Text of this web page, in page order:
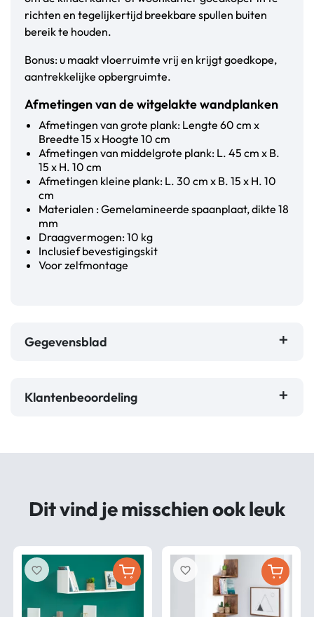
richten en tegelijkertijd breekbare spullen buiten
bereik te houden.
Bonus: u maakt vloerruimte vrij en krijgt goedkope,
aantrekkelijke opbergruimte.
Afmetingen van de witgelakte wandplanken
Afmetingen van grote plank: Lengte 60 cm x
Breedte 15 x Hoogte 10 cm
Afmetingen van middelgrote plank: L. 45 cm x B.
15 x H. 10 cm
Afmetingen kleine plank: L. 30 cm x B. 15 x H. 10
cm
Materialen : Gemelamineerde spaanplaat, dikte 18
mm
Draagvermogen: 10 kg
Inclusief bevestigingskit
Voor zelfmontage
Gegevensblad
Klantenbeoordeling
Dit vind je misschien ook leuk
favorite_border favorite_border